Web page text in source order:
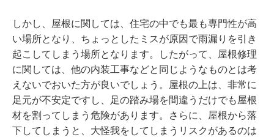
しかし、屋根に関しては、住宅の中でも最も専門性が高
い場所となり、ちょっとしたミスが原因で雨漏りを引き
起こしてしまう場所となります。したがって、屋根修理
に関しては、他の内装工事などと同じようなものとは考
えないでおいた方が良いでしょう。屋根の上は、非常に
足元が不安定ですし、足の踏み場を間違うだけでも屋根
材を割ってしまう危険があります。さらに、屋根から落
下してしまうと、大怪我をしてしまうリスクがあるのは